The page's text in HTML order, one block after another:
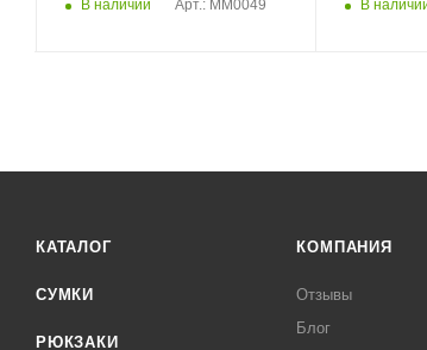
В наличии Арт.: MM0049 В
КАТАЛОГ
СУМКИ
РЮКЗАКИ
КОМПАНИЯ
Отзывы
Блог